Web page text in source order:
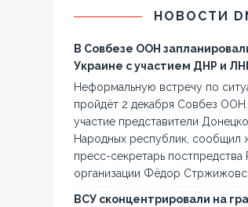
НОВОСТИ
В Совбезе ООН
Украине с участием ДНР и
Неформальную встречу по
пройдёт 2 декабря Совбез
участие представители
Народных республик, сообщил
пресс-секретарь постпредства
организации Фёдор
ВСУ сконцентрировали на